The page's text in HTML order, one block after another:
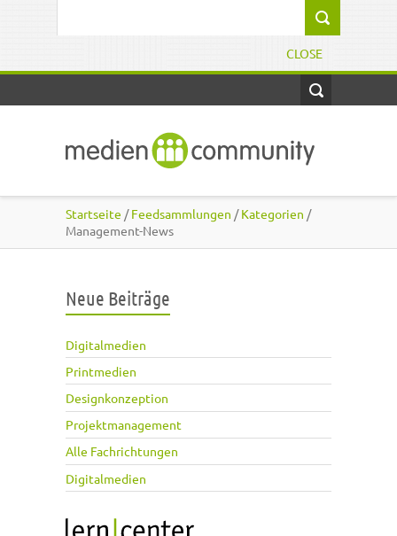
CLOSE
Startseite /Feedsammlungen /Kategorien /
Management-News
Neue Beiträge
Digitalmedien
Printmedien
Designkonzeption
Projektmanagement
Alle Fachrichtungen
Digitalmedien